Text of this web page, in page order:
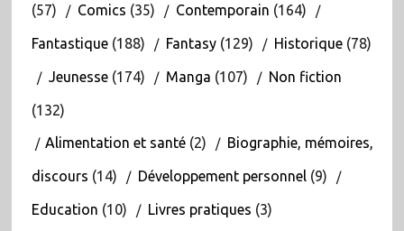
(57) Comics (35) Contemporain (164)
Fantastique(188) Fantasy(129) Historique(78)
Jeunesse(174) Manga (107) Non fiction
(132)
Alimentation et santé(2) Biographie, mémoires,
discours (14) Développement personnel(9)
Education (10) Livres pratiques (3)